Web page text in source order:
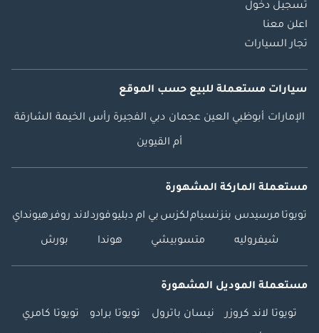
تسجيل دخول
اعلن معنا
تجار السيارات
سيارات مستعملة للبيع حسب الموقع
الإمارات أبوظبي العين عجمان دبي الفجيرة رأس الخيمة الشارقة
أم القيوين
مستعملة الماركة المشهورة
تويوتا مرسيدس بنزنسياملكزس بي ام دبليوفوردلاند روفرهيونداي
شيفروليه متسوبيشي هوندا بورش
مستعملة الموديل المشهورة
تويوتا لاند كروزر نيسان باترول تويوتا برادو تويوتا كامري